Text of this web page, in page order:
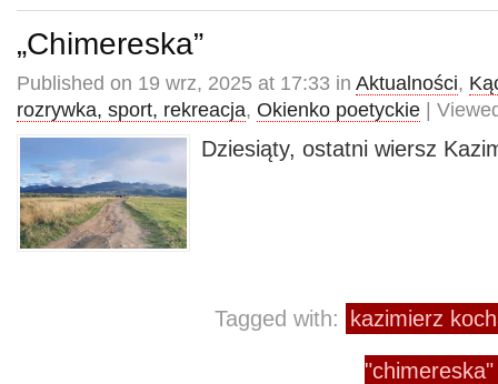
„Chimereska”
Published on 19 wrz, 2025 at 17:33 in Aktualności,
rozrywka, sport, rekreacja, Okienko poetyckie |
Dziesiąty, ostatni wiersz
Tagged with: kazimierz
"chimereska"